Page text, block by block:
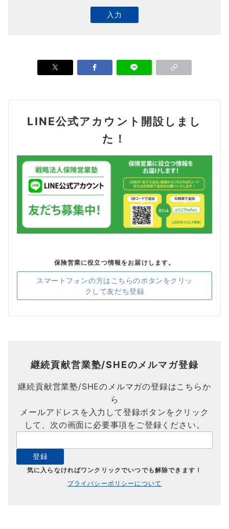
LINE公式アカウント開設しまし
た！
保険営業に役立つ情報をお届けします。
スマートフォンの方はこちらのボタンをクリッ
クして友だち登録
継続貢献営業塾/SHEのメルマガ登録
継続貢献営業塾/SHEのメルマガの登録はこちらか
ら
メールアドレスを入力して登録ボタンをクリック
して、次の画面に必要事項をご登録ください。
気に入らなければワンクリックでいつでも解除できます！
プライバシーポリシーについて